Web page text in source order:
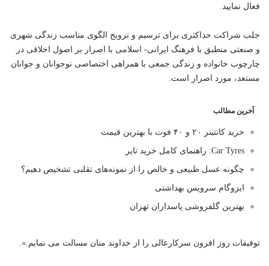
فعال نمایید.
جلب شراکت حداکثری برای ترسیم و ترویج الگوی مناسب زندگی شهری
و صنعتی منطبق با فرهنگ ایرانی- اسلامی با اصرار بر اصول اخلاقی در
چارچوب خانواده و زندگی جمعی با همراهی اختصاصی نوجوانان و جوانان
مستعد، مورد اصرار است.
آخرین مطالب
خرید کانتینر ۲۰ و ۴۰ فوت با بهترین قیمت
Car Tyres: راهنمای کامل خرید تایر
چگونه عسل طبیعی و خالص را از نمونه‌های تقلبی تشخیص دهیم؟
ایزوگام سرویس بهداشتی
بهترین گلفروشی پاسداران تهران
توفیقات روز افزون سرکارعالی را از خداوند منان مسالت می نمایم.».